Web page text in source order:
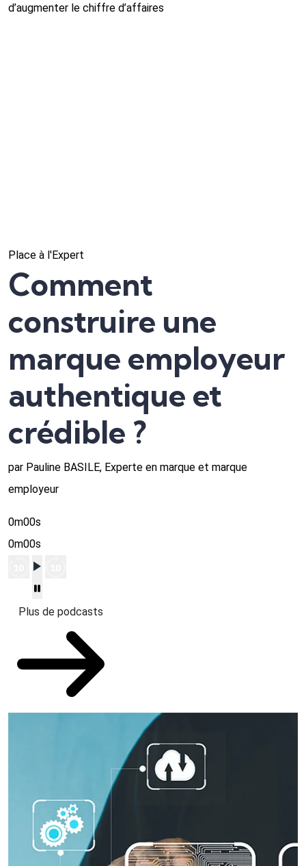
d’augmenter le chiffre d’affaires
Place à l'Expert
Comment
construire une
marque employeur
authentique et
crédible ?
par Pauline BASILE, Experte en marque et marque
employeur
0m00s
0m00s
Plus de podcasts